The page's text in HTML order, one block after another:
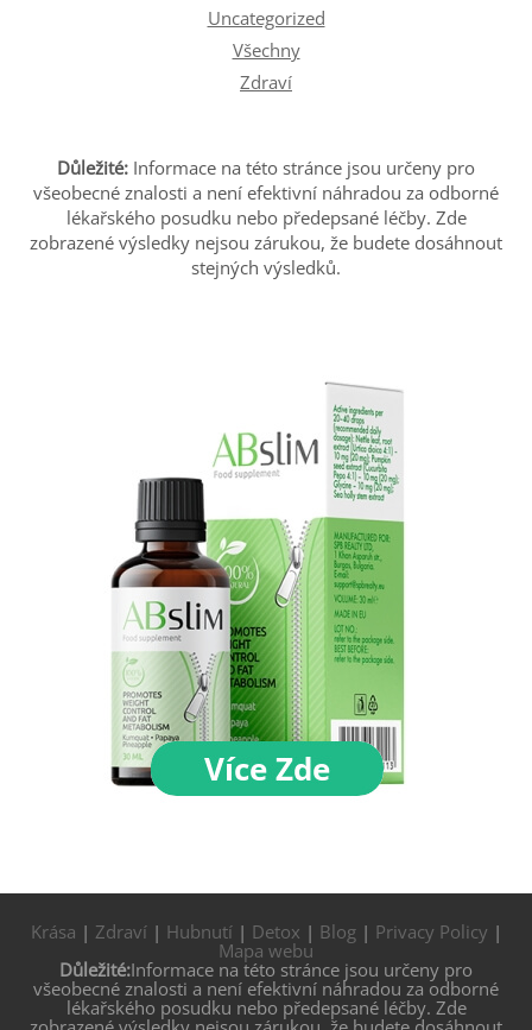
Uncategorized
Všechny
Zdraví
Důležité: Informace na této stránce jsou určeny pro
všeobecné znalosti a není efektivní náhradou za odborné
lékařského posudku nebo předepsané léčby. Zde
zobrazené výsledky nejsou zárukou, že budete dosáhnout
stejných výsledků.
Krása | Zdraví| Hubnutí| Detox | Blog| Privacy Policy |
Mapa webu
Důležité:Informace na této stránce jsou určeny pro
všeobecné znalosti a není efektivní náhradou za odborné
lékařského posudku nebo předepsané léčby. Zde